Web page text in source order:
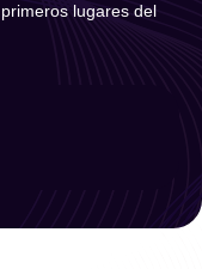
lugares del